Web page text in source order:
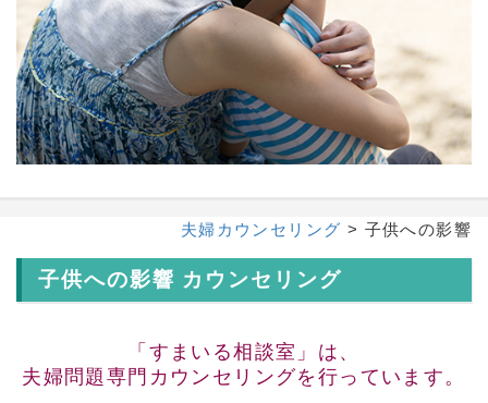
夫婦カウンセリング > 子供への影響
子供への影響 カウンセリング
「すまいる相談室」は、
夫婦問題専門カウンセリングを行っています。